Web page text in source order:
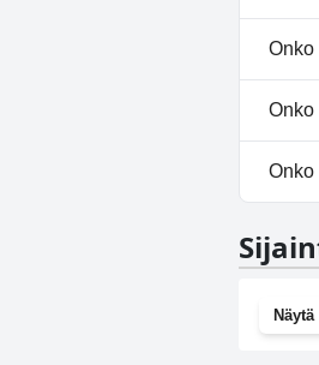
Ei,
Onko
Ei,
Onko
Onko
Näytä